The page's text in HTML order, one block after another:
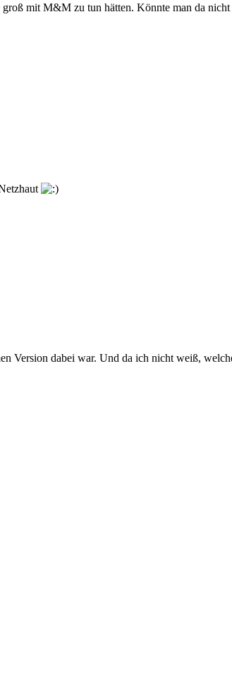
mit M&M zu tun hätten. Könnte man da
Version dabei war. Und da ich nicht weiß,